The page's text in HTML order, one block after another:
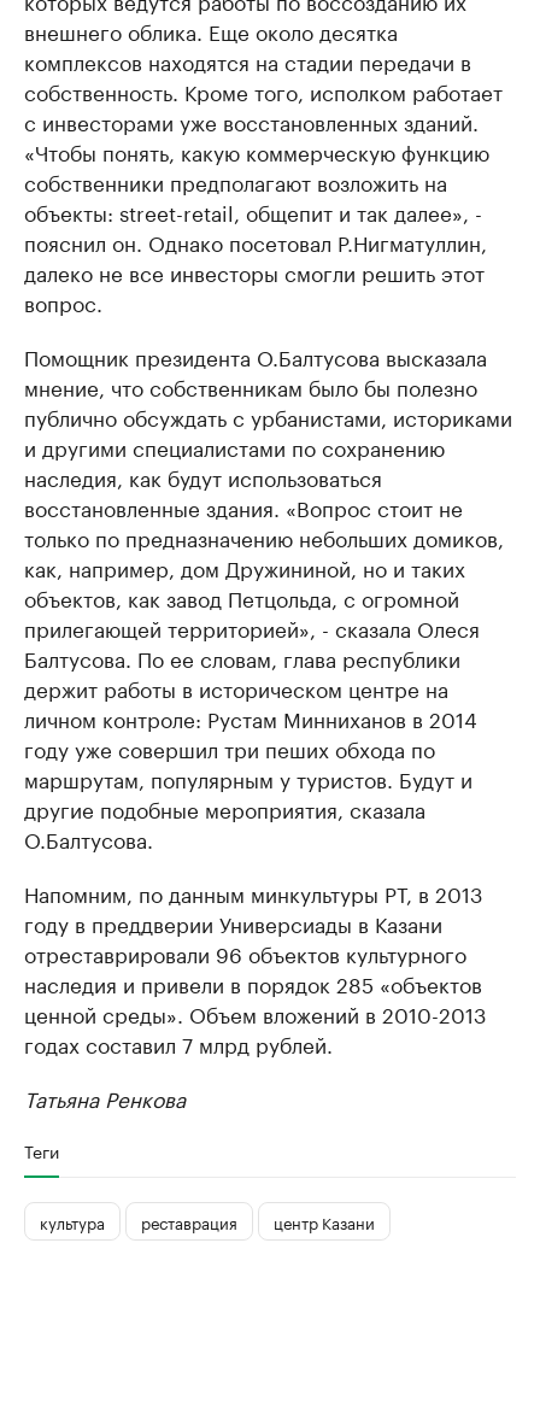
внешнего облика. Еще около десятка
комплексов находятся на стадии передачи в
собственность. Кроме того, исполком работает
с инвесторами уже восстановленных зданий.
«Чтобы понять, какую коммерческую функцию
собственники предполагают возложить на
объекты: street-retail, общепит и так далее», -
пояснил он. Однако посетовал Р.Нигматуллин,
далеко не все инвесторы смогли решить этот
вопрос.
Помощник президента О.Балтусова высказала
мнение, что собственникам было бы полезно
публично обсуждать с урбанистами, историками
и другими специалистами по сохранению
наследия, как будут использоваться
восстановленные здания. «Вопрос стоит не
только по предназначению небольших домиков,
как, например, дом Дружининой, но и таких
объектов, как завод Петцольда, с огромной
прилегающей территорией», - сказала Олеся
Балтусова. По ее словам, глава республики
держит работы в историческом центре на
личном контроле: Рустам Минниханов в 2014
году уже совершил три пеших обхода по
маршрутам, популярным у туристов. Будут и
другие подобные мероприятия, сказала
О.Балтусова.
Напомним, по данным минкультуры РТ, в 2013
году в преддверии Универсиады в Казани
отреставрировали 96 объектов культурного
наследия и привели в порядок 285 «объектов
ценной среды». Объем вложений в 2010-2013
годах составил 7 млрд рублей.
Татьяна Ренкова
Теги
культура реставрация центр Казани